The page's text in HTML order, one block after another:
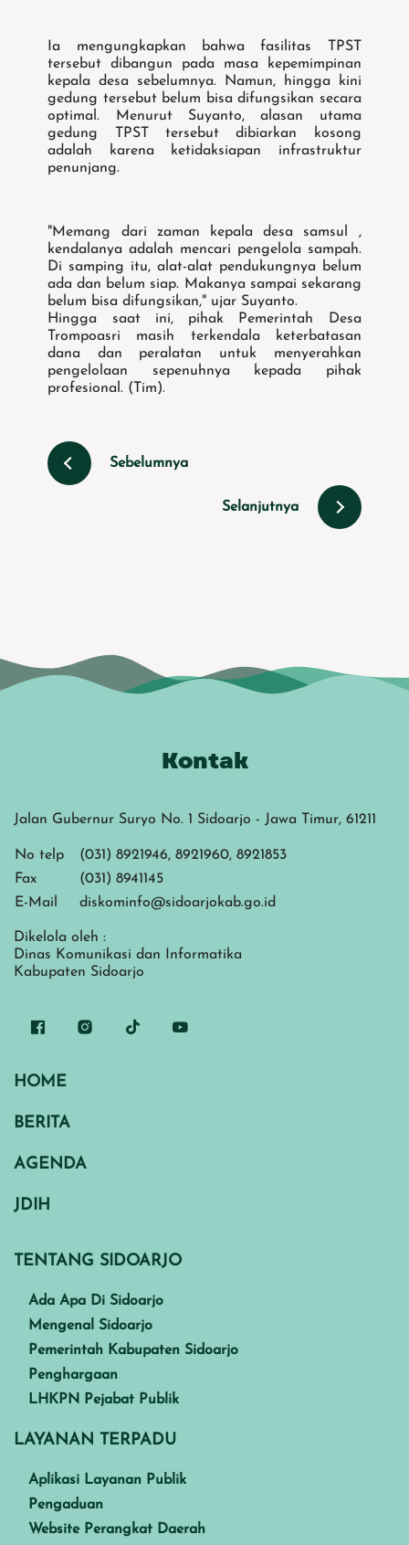
Ia mengungkapkan bahwa fasilitas TPST
tersebut dibangun pada masa kepemimpinan
kepala desa sebelumnya. Namun, hingga kini
gedung tersebut belum bisa difungsikan secara
optimal. Menurut Suyanto, alasan utama
gedung TPST tersebut dibiarkan kosong
adalah karena ketidaksiapan infrastruktur
penunjang.
"Memang dari zaman kepala desa samsul ,
kendalanya adalah mencari pengelola sampah.
Di samping itu, alat-alat pendukungnya belum
ada dan belum siap. Makanya sampai sekarang
belum bisa difungsikan," ujar Suyanto.
Hingga saat ini, pihak Pemerintah Desa
Trompoasri masih terkendala keterbatasan
dana dan peralatan untuk menyerahkan
pengelolaan sepenuhnya kepada pihak
profesional. (Tim).
Sebelumnya
Selanjutnya
Kontak
Jalan Gubernur Suryo No. 1 Sidoarjo - Jawa Timur, 61211
No telp
(031) 8921946, 8921960, 8921853
Fax
(031) 8941145
E-Mail
diskominfo@sidoarjokab.go.id
Dikelola oleh :
Dinas Komunikasi dan Informatika
Kabupaten Sidoarjo
HOME
BERITA
AGENDA
JDIH
TENTANG SIDOARJO
Ada Apa Di Sidoarjo
Mengenal Sidoarjo
Pemerintah Kabupaten Sidoarjo
Penghargaan
LHKPN Pejabat Publik
LAYANAN TERPADU
Aplikasi Layanan Publik
Pengaduan
Website Perangkat Daerah